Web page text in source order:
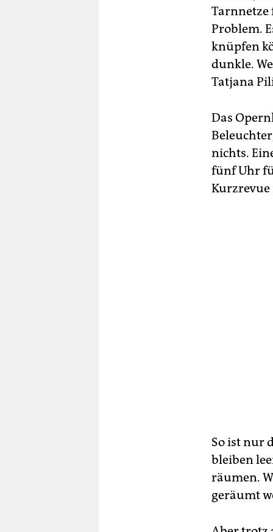
Tarnnetze
Problem.
knüpfen
dunkle.
Tatjana
Das
nichts.
fünf Uhr
So ist nur
bleiben
räumen.
geräumt